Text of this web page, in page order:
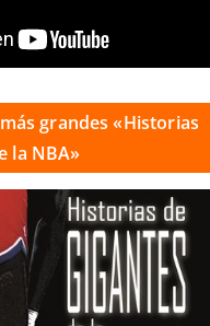
grandes «Historias
la NBA»